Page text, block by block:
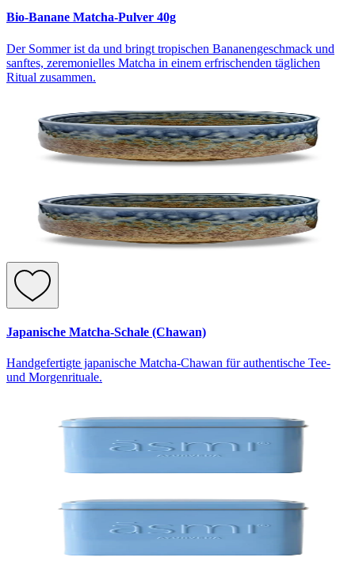
Bio-Banane Matcha-Pulver 40g
Der Sommer ist da und bringt tropischen Bananengeschmack und
sanftes, zeremonielles Matcha in einem erfrischenden täglichen
Ritual zusammen.
Japanische Matcha-Schale (Chawan)
Handgefertigte japanische Matcha-Chawan für authentische Tee-
und Morgenrituale.